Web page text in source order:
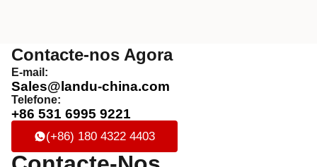
Contacte-nos Agora
E-mail:
Sales@landu-china.com
Telefone:
+86 531 6995 9221
(+86) 180 4322 4403